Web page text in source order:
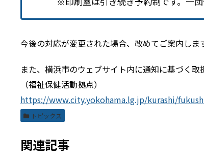
今後の対応が変更された場合、改めてご案内しま
また、横浜市のウェブサイト内に通知に基づく取
（福祉保健活動拠点）
https://www.city.yokohama.lg.jp/kurashi/
トピックス
関連記事